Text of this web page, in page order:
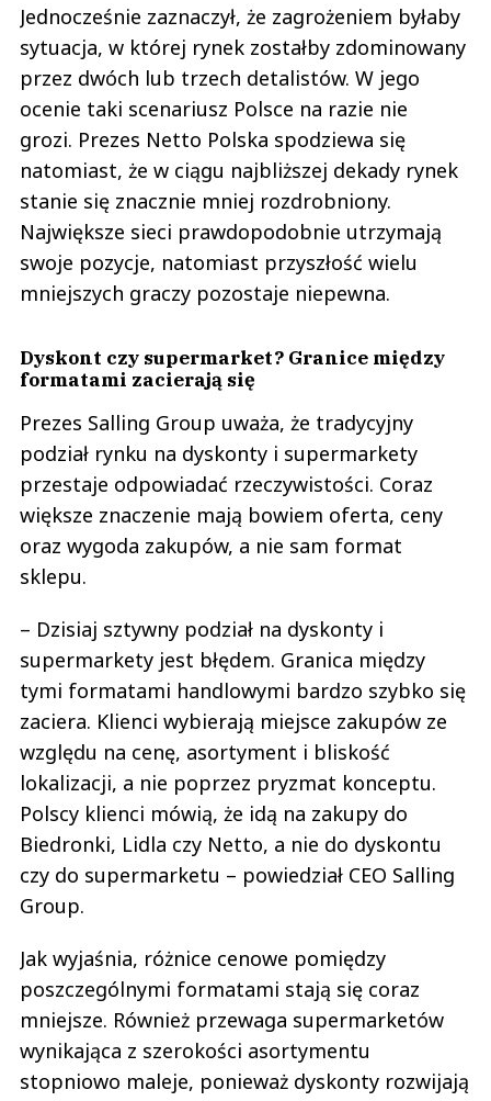
Jednocześnie zaznaczył, że zagrożeniem byłaby
sytuacja, w której rynek zostałby zdominowany
przez dwóch lub trzech detalistów. W jego
ocenie taki scenariusz Polsce na razie nie
grozi. Prezes Netto Polska spodziewa się
natomiast, że w ciągu najbliższej dekady rynek
stanie się znacznie mniej rozdrobniony.
Największe sieci prawdopodobnie utrzymają
swoje pozycje, natomiast przyszłość wielu
mniejszych graczy pozostaje niepewna.
Dyskont czy supermarket? Granice między
formatami zacierają się
Prezes Salling Group uważa, że tradycyjny
podział rynku na dyskonty i supermarkety
przestaje odpowiadać rzeczywistości. Coraz
większe znaczenie mają bowiem oferta, ceny
oraz wygoda zakupów, a nie sam format
sklepu.
– Dzisiaj sztywny podział na dyskonty i
supermarkety jest błędem. Granica między
tymi formatami handlowymi bardzo szybko się
zaciera. Klienci wybierają miejsce zakupów ze
względu na cenę, asortyment i bliskość
lokalizacji, a nie poprzez pryzmat konceptu.
Polscy klienci mówią, że idą na zakupy do
Biedronki, Lidla czy Netto, a nie do dyskontu
czy do supermarketu – powiedział CEO Salling
Group.
Jak wyjaśnia, różnice cenowe pomiędzy
poszczególnymi formatami stają się coraz
mniejsze. Również przewaga supermarketów
wynikająca z szerokości asortymentu
stopniowo maleje, ponieważ dyskonty rozwijają